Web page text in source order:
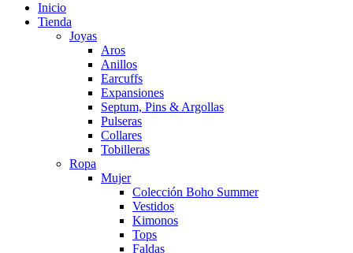
Inicio
Tienda
Joyas
Aros
Anillos
Earcuffs
Expansiones
Septum, Pins & Argollas
Pulseras
Collares
Tobilleras
Ropa
Mujer
Colección Boho Summer
Vestidos
Kimonos
Tops
Faldas